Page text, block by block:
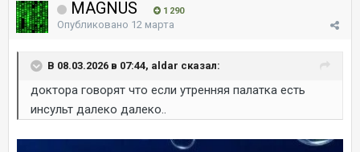
MAGNUS 1 290
Опубликовано 12 марта
В 08.03.2026 в 07:44, aldar сказал:
доктора говорят что если утренняя палатка есть
инсульт далеко далеко..